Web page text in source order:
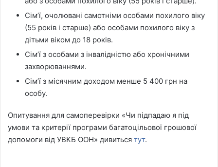
Сім’ї, очолювані самотніми особами похилого віку
(55 років і старше) або особами похилого віку з
дітьми віком до 18 років.
Сім’ї з особами з інвалідністю або хронічними
захворюваннями.
Сім’ї з місячним доходом менше 5 400 грн на
особу.
Опитування для самоперевірки «Чи підпадаю я під
умови та критерії програми багатоцільової грошової
допомоги від УВКБ ООН» дивиться тут.